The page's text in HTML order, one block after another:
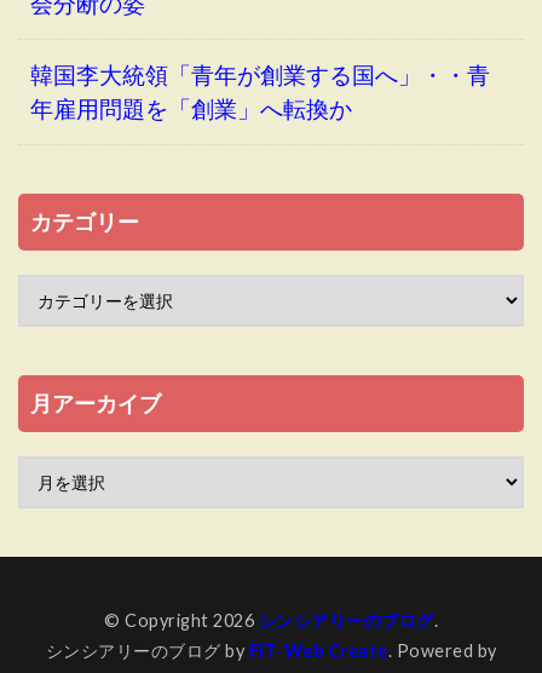
韓国李大統領「青年が創業する国へ」・・青
年雇用問題を「創業」へ転換か
カテゴリー
月アーカイブ
© Copyright 2026 シンシアリーのブログ.
シンシアリーのブログ by FIT-Web Create. Powered by